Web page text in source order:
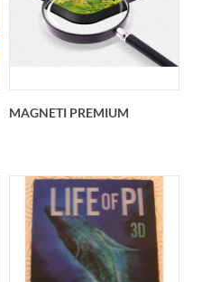
Qualsiasi dimensione
e forma. La stampa è
personalizzata con le
tue immagini. Scegli la
più e mandaci il tuo
MAGNETI PREMIUM